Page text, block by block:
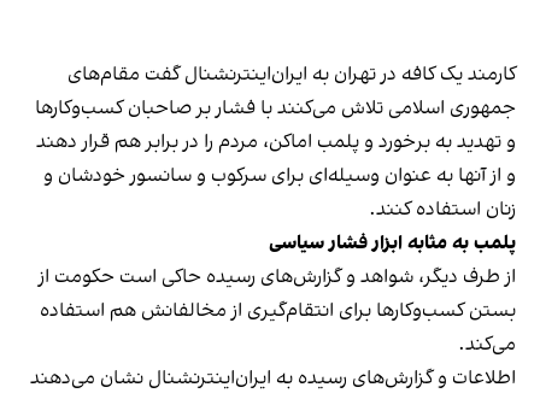
کارمند یک کافه در تهران به ایران‌اینترنشنال گفت مقام‌های
جمهوری اسلامی تلاش می‌کنند با فشار بر صاحبان کسب‌وکارها
و تهدید به برخورد و پلمب اماکن، مردم را در برابر هم قرار دهند
و از آنها به عنوان وسیله‌ای برای سرکوب و سانسور خودشان و
زنان استفاده کنند.
پلمب به مثابه ابزار فشار سیاسی
از طرف دیگر، شواهد و گزارش‌های رسیده حاکی است حکومت از
بستن کسب‌وکارها برای انتقام‌گیری از مخالفانش هم استفاده
می‌کند.
اطلاعات و گزارش‌های رسیده به ایران‌اینترنشنال نشان می‌دهند